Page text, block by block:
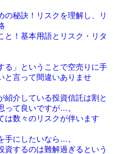
の秘訣！リスクを理解し、リ
と！基本用語とリスク・リタ
る」ということで空売りに手
と言って間違いありませ
紹介している投資信託は割と
って良いですが…。
は数々のリスクが伴います
手にしたいなら…。
資するのは難解過ぎるという